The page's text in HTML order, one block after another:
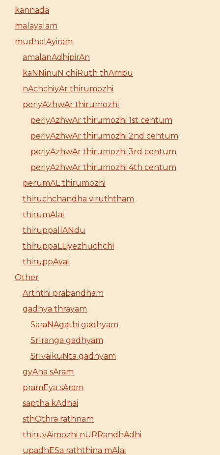
kannada
malayalam
mudhalAyiram
amalanAdhipirAn
kaNNinuN chiRuth thAmbu
nAchchiyAr thirumozhi
periyAzhwAr thirumozhi
periyAzhwAr thirumozhi 1st centum
periyAzhwAr thirumozhi 2nd centum
periyAzhwAr thirumozhi 3rd centum
periyAzhwAr thirumozhi 4th centum
perumAL thirumozhi
thiruchchandha viruththam
thirumAlai
thiruppallANdu
thiruppaLLiyezhuchchi
thiruppAvai
Other
Arththi prabandham
gadhya thrayam
SaraNAgathi gadhyam
SrIranga gadhyam
SrIvaikuNta gadhyam
gyAna sAram
pramEya sAram
saptha kAdhai
sthOthra rathnam
thiruvAimozhi nURRandhAdhi
upadhESa raththina mAlai